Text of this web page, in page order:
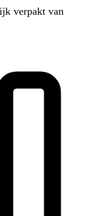
verpakt van